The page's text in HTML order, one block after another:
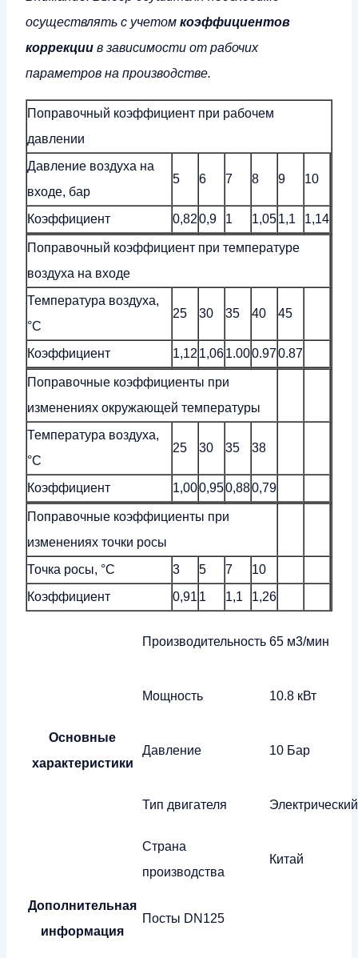
осуществлять с учетом коэффициентов
коррекции в зависимости от рабочих
параметров на производстве.
Поправочный коэффициент при рабочем
давлении
Давление воздуха на
входе, бар
5 6 7 8 9 10
Коэффициент 0,820,9 1 1,051,1 1,14
Поправочный коэффициент при температуре
воздуха на входе
Температура воздуха,
°С
25 30 35 40 45
Коэффициент 1,12 1,061.000.970.87
Поправочные коэффициенты при
изменениях окружающей температуры
Температура воздуха,
°С
25 30 35 38
Коэффициент 1,000,950,880,79
Поправочные коэффициенты при
изменениях точки росы
Точка росы, °C
3 5 7
10
Коэффициент
0,91 1 1,1 1,26
Основные
характеристики
Производительность 65 м3/мин
Мощность 10.8 кВт
Давление 10 Бар
Тип двигателя Электрический
Страна
производства
Китай
Дополнительная
информация
Посты DN125